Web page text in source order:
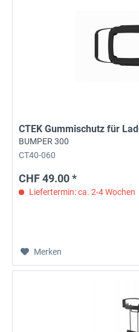
CTEK Gummischutz für
BUMPER 300
CT40-060
CHF 49.00 *
Liefertermin: ca. 2-4 Wochen
Merken